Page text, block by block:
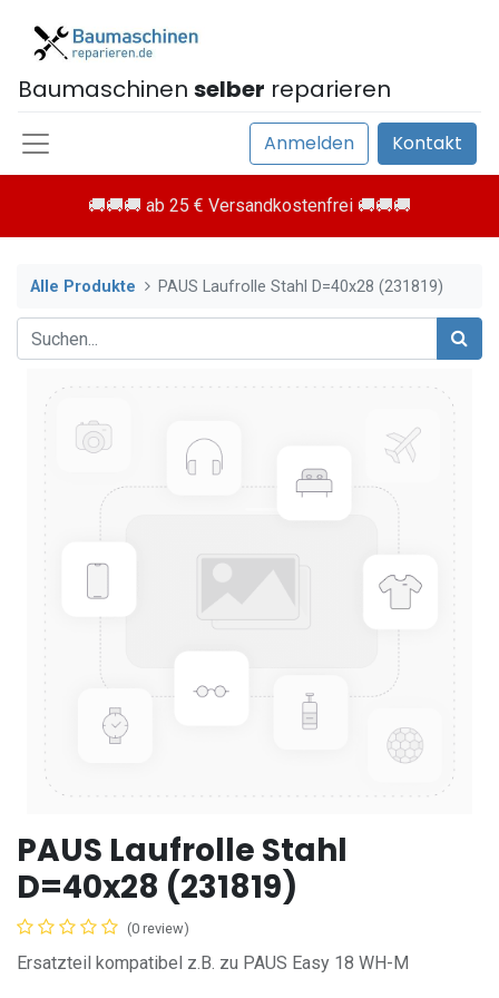
Baumaschinen selber reparieren
Anmelden Kontakt
🚚🚚🚚 ab 25 € Versandkostenfrei 🚚🚚🚚
Alle Produkte PAUS Laufrolle Stahl D=40x28 (231819)
PAUS Laufrolle Stahl
D=40x28 (231819)
(0 review)
Ersatzteil kompatibel z.B. zu PAUS Easy 18 WH-M